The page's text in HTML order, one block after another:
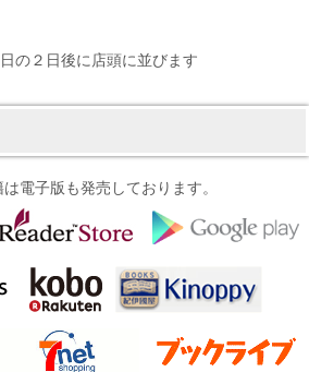
の２日後に店頭に並びます
電子版も発売しております。